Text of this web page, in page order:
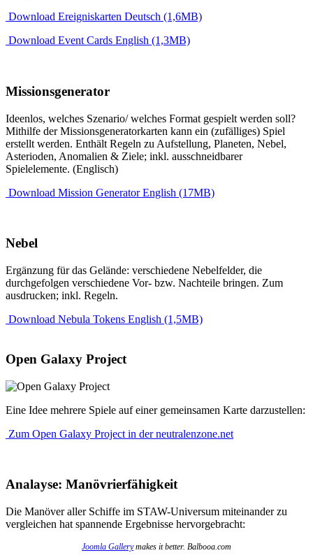
Download Ereigniskarten Deutsch (1,6MB)
Download Event Cards English (1,3MB)
Missionsgenerator
Ideenlos, welches Szenario/ welches Format gespielt werden soll?
Mithilfe der Missionsgeneratorkarten kann ein (zufälliges) Spiel
erstellt werden. Enthält Regeln zu Aufstellung, Planeten, Nebel,
Asterioden, Anomalien & Ziele; inkl. ausschneidbarer
Spielelemente. (Englisch)
Download Mission Generator English (17MB)
Nebel
Ergänzung für das Gelände: verschiedene Nebelfelder, die
durchgefolgen verschiedene Vor- bzw. Nachteile bringen. Zum
ausdrucken; inkl. Regeln.
Download Nebula Tokens English (1,5MB)
Open Galaxy Project
Eine Idee mehrere Spiele auf einer gemeinsamen Karte darzustellen:
Zum Open Galaxy Project in der neutralenzone.net
Analayse: Manövrierfähigkeit
Die Manöver aller Schiffe im STAW-Universum miteinander zu
vergleichen hat spannende Ergebnisse hervorgebracht:
Joomla Gallerymakes it better. Balbooa.com